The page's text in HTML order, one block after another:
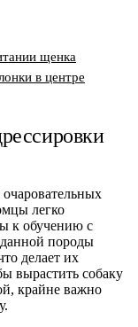
щенка
в центре
легко
к обучению с
данной породы
делает их
вырастить собаку
крайне важно